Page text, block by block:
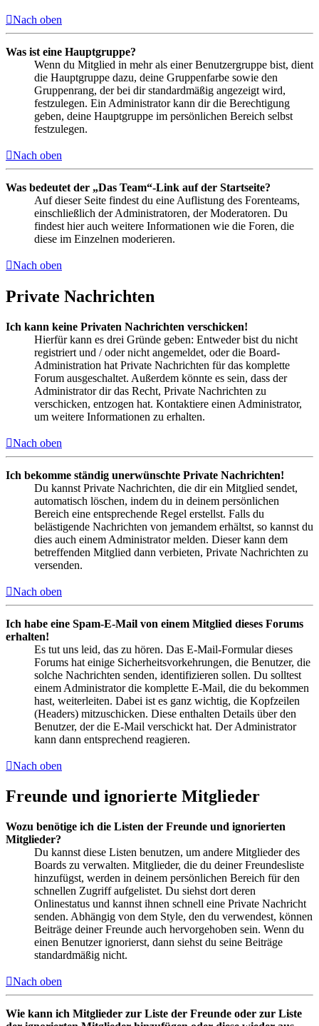
Nach oben
Was ist eine Hauptgruppe?
Wenn du Mitglied in mehr als einer Benutzergruppe bist, dient
die Hauptgruppe dazu, deine Gruppenfarbe sowie den
Gruppenrang, der bei dir standardmäßig angezeigt wird,
festzulegen. Ein Administrator kann dir die Berechtigung
geben, deine Hauptgruppe im persönlichen Bereich selbst
festzulegen.
Nach oben
Was bedeutet der „Das Team“-Link auf der Startseite?
Auf dieser Seite findest du eine Auflistung des Forenteams,
einschließlich der Administratoren, der Moderatoren. Du
findest hier auch weitere Informationen wie die Foren, die
diese im Einzelnen moderieren.
Nach oben
Private Nachrichten
Ich kann keine Privaten Nachrichten verschicken!
Hierfür kann es drei Gründe geben: Entweder bist du nicht
registriert und / oder nicht angemeldet, oder die Board-
Administration hat Private Nachrichten für das komplette
Forum ausgeschaltet. Außerdem könnte es sein, dass der
Administrator dir das Recht, Private Nachrichten zu
verschicken, entzogen hat. Kontaktiere einen Administrator,
um weitere Informationen zu erhalten.
Nach oben
Ich bekomme ständig unerwünschte Private Nachrichten!
Du kannst Private Nachrichten, die dir ein Mitglied sendet,
automatisch löschen, indem du in deinem persönlichen
Bereich eine entsprechende Regel erstellst. Falls du
belästigende Nachrichten von jemandem erhältst, so kannst du
dies auch einem Administrator melden. Dieser kann dem
betreffenden Mitglied dann verbieten, Private Nachrichten zu
versenden.
Nach oben
Ich habe eine Spam-E-Mail von einem Mitglied dieses Forums
erhalten!
Es tut uns leid, das zu hören. Das E-Mail-Formular dieses
Forums hat einige Sicherheitsvorkehrungen, die Benutzer, die
solche Nachrichten senden, identifizieren sollen. Du solltest
einem Administrator die komplette E-Mail, die du bekommen
hast, weiterleiten. Dabei ist es ganz wichtig, die Kopfzeilen
(Headers) mitzuschicken. Diese enthalten Details über den
Benutzer, der die E-Mail verschickt hat. Der Administrator
kann dann entsprechend reagieren.
Nach oben
Freunde und ignorierte Mitglieder
Wozu benötige ich die Listen der Freunde und ignorierten
Mitglieder?
Du kannst diese Listen benutzen, um andere Mitglieder des
Boards zu verwalten. Mitglieder, die du deiner Freundesliste
hinzufügst, werden in deinem persönlichen Bereich für den
schnellen Zugriff aufgelistet. Du siehst dort deren
Onlinestatus und kannst ihnen schnell eine Private Nachricht
senden. Abhängig von dem Style, den du verwendest, können
Beiträge deiner Freunde auch hervorgehoben sein. Wenn du
einen Benutzer ignorierst, dann siehst du seine Beiträge
standardmäßig nicht.
Nach oben
Wie kann ich Mitglieder zur Liste der Freunde oder zur Liste